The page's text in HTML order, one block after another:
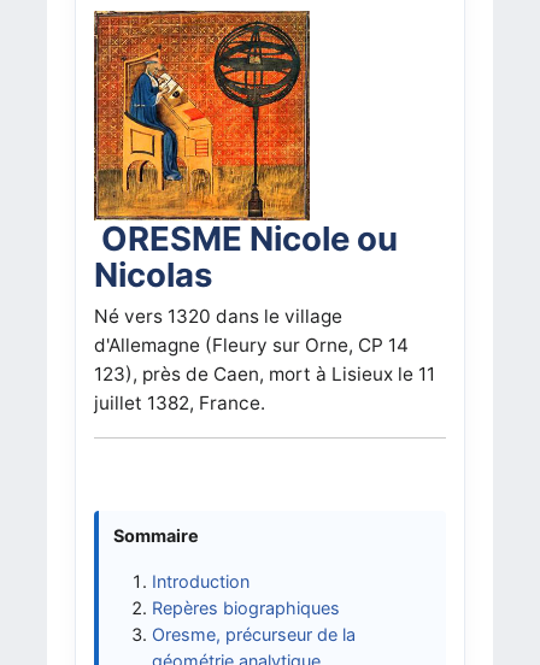
ORESME Nicole ou
Nicolas
Né vers 1320 dans le village
d'Allemagne (Fleury sur Orne, CP 14
123), près de Caen, mort à Lisieux le 11
juillet 1382, France.
Sommaire
Introduction
Repères biographiques
Oresme, précurseur de la
géométrie analytique